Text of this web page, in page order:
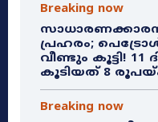
Breaking now
പ്രഹരം;
വീണ്ടും കൂട്ടി! 11
കൂടിയത് 8
Breaking now